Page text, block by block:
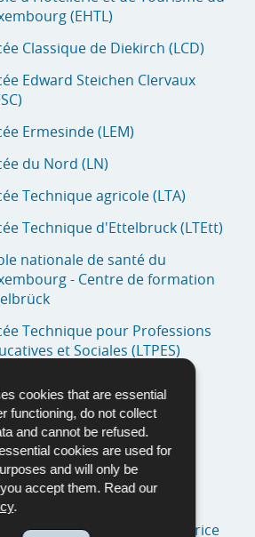
cookies that are essential
functioning, do not collect
and cannot be refused.
cookies are used for
and will only be
accept them. Read our
.
(EHTL)
Classique de Diekirch (LCD)
Edward Steichen Clervaux
Ermesinde (LEM)
du Nord (LN)
Technique agricole (LTA)
Technique d'Ettelbruck (LTEtt)
nationale de santé du
- Centre de formation
Technique pour Professions
et Sociales (LTPES)
privés et internationaux
privés appliquant le
officiel du MENJE
École Privée Fieldgen (EPF)
École Privée Marie-Consolatrice